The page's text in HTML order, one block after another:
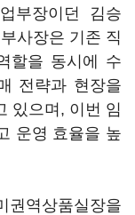
부장이던 김승
사장은 기존 직
할을 동시에 수
전략과 현장을
있으며, 이번 임
운영 효율을 높
권역상품실장을